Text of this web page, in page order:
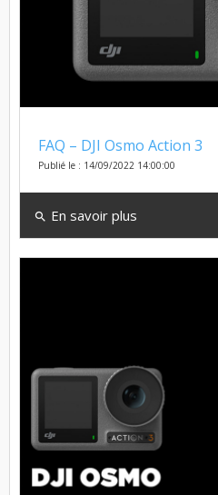
FAQ – DJI Osmo Action 3
Publié le : 14/09/2022 14:00:00
search En savoir plus